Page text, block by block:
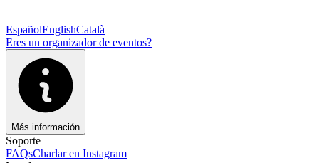
EspañolEnglishCatalà
Eres un organizador de eventos?
Más información
Soporte
FAQsCharlar en Instagram